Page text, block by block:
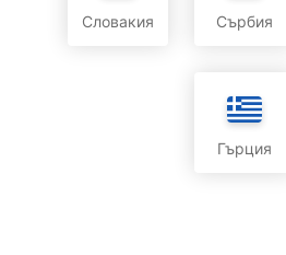
Словакия Сърбия
Гърция